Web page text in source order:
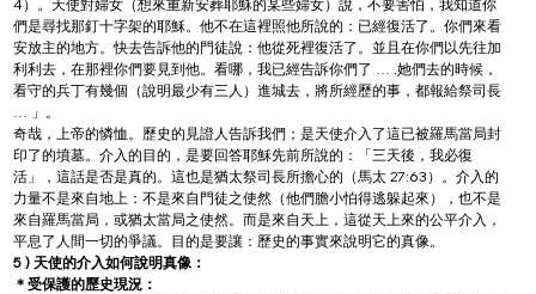
4）。天使對婦女（想來重新安葬耶穌的某些婦女）說，不要害怕，我知道你
們是尋找那釘十字架的耶穌。他不在這裡照他所說的：已經復活了。你們來看
安放主的地方。快去告訴他的門徒說：他從死裡復活了。並且在你們以先往加
利利去，在那裡你們要見到他。看哪，我已經告訴你們了 … .她們去的時候，
看守的兵丁有幾個（說明最少有三人）進城去，將所經歷的事，都報給祭司長
… 」。
奇哉，上帝的憐恤。歷史的見證人告訴我們；是天使介入了這已被羅馬當局封
印了的墳墓。介入的目的，是要回答耶穌先前所說的：「三天後，我必復
活」，這話是否是真的。這也是猶太祭司長所擔心的（馬太 27:63）。介入的
力量不是來自地上：不是來自門徒之使然（他們膽小怕得逃躲起來），也不是
來自羅馬當局，或猶太當局之使然。而是來自天上，這從天上來的公平介入，
平息了人間一切的爭議。目的是要讓：歷史的事實來說明它的真像。
5 ) 天使的介入如何說明真像：
＊受保護的歷史現況：